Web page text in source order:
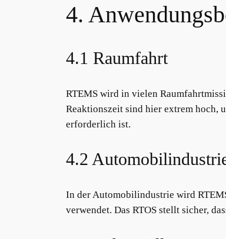
4.
4.1 Raumfahrt
RTEMS wird in vielen
Reaktionszeit sind hier extrem hoch,
erforderlich ist.
4.2
In der Automobilindustrie wird
verwendet. Das RTOS stellt sicher,